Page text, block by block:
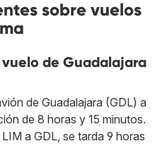
sobre vuelos
de Guadalajara
de Guadalajara (GDL) a
de 8 horas y 15 minutos.
a GDL, se tarda 9 horas